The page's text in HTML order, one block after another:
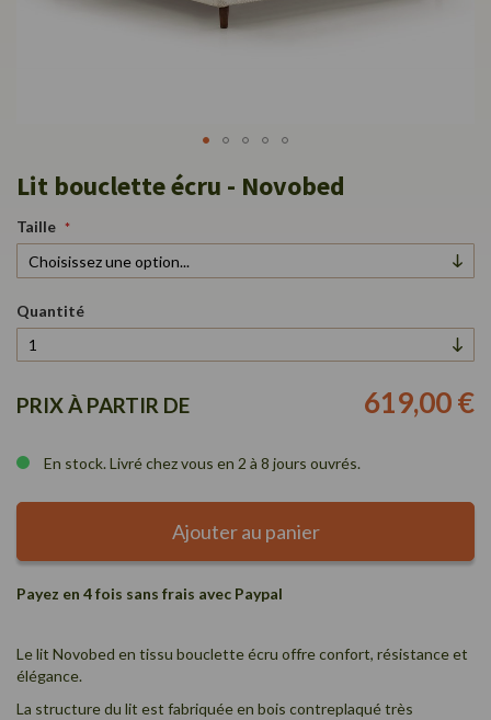
Lit bouclette écru - Novobed
Taille
Quantité
PRIX À PARTIR DE 619,00 €
En stock. Livré chez vous en 2 à 8 jours ouvrés.
Ajouter au panier
Payez en 4 fois sans frais avec Paypal
Le lit Novobed en tissu bouclette écru offre confort, résistance et
élégance.
La structure du lit est fabriquée en bois contreplaqué très
au
de
Galerie